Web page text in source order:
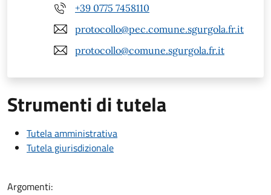
+39 0775 7458110
protocollo@pec.comune.sgurgola.fr.it
protocollo@comune.sgurgola.fr.it
Strumenti di tutela
Tutela amministrativa
Tutela giurisdizionale
Argomenti: